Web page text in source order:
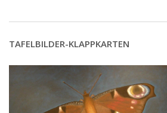
TAFELBILDER-KLAPPKARTEN